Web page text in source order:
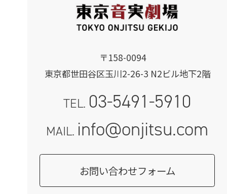
〒158-0094
東京都世田谷区玉川2-26-3 N2ビル地下2階
TEL. 03-5491-5910
MAIL. info@onjitsu.com
お問い合わせフォーム